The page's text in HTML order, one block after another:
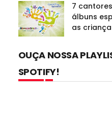
7
álbuns
as
OUÇA NOSSA
SPOTIFY!